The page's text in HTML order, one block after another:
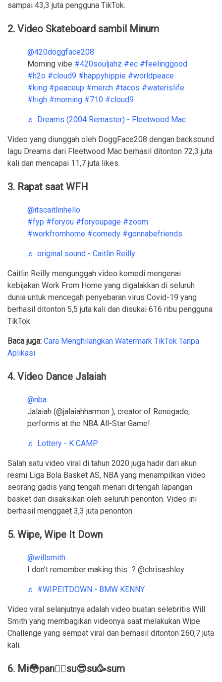
sampai 43,3 juta pengguna TikTok.
2. Video Skateboard sambil Minum
@420doggface208
Morning vibe #420souljahz #ec #feelinggood
#h2o #cloud9 #happyhippie #worldpeace
#king #peaceup #merch #tacos #waterislife
#high #morning #710 #cloud9
♬ Dreams (2004 Remaster) - Fleetwood Mac
Video yang diunggah oleh DoggFace208 dengan backsound
lagu Dreams dari Fleetwood Mac berhasil ditonton 72,3 juta
kali dan mencapai 11,7 juta likes.
3. Rapat saat WFH
@itscaitlinhello
#fyp #foryou #foryoupage #zoom
#workfromhome #comedy #gonnabefriends
♬ original sound - Caitlin Reilly
Caitlin Reilly mengunggah video komedi mengenai
kebijakan Work From Home yang digalakkan di seluruh
dunia untuk mencegah penyebaran virus Covid-19 yang
berhasil ditonton 5,5 juta kali dan disukai 616 ribu pengguna
TikTok.
Baca juga: Cara Menghilangkan Watermark TikTok Tanpa
Aplikasi
4. Video Dance Jalaiah
@nba
Jalaiah (@jalaiahharmon ), creator of Renegade,
performs at the NBA All-Star Game!
♬ Lottery - K CAMP
Salah satu video viral di tahun 2020 juga hadir dari akun
resmi Liga Bola Basket AS, NBA yang menampilkan video
seorang gadis yang tengah menari di tengah lapangan
basket dan disaksikan oleh seluruh penonton. Video ini
berhasil menggaet 3,3 juta penonton.
5. Wipe, Wipe It Down
@willsmith
I don’t remember making this...? @chrisashley
♬ #WIPEITDOWN - BMW KENNY
Video viral selanjutnya adalah video buatan selebritis Will
Smith yang membagikan videonya saat melakukan Wipe
Challenge yang sempat viral dan berhasil ditonton 260,7 juta
kali.
6. Mi😳pan🧟‍♀️su😎su🥳sum